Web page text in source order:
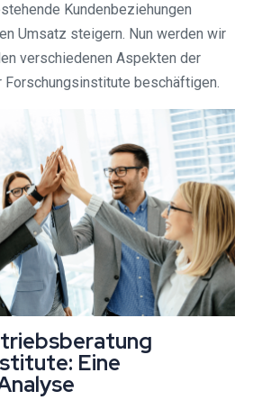
Kundenbeziehungen
Umsatz steigern. Nun werden wir
verschiedenen Aspekten der
beschäftigen.
Eine